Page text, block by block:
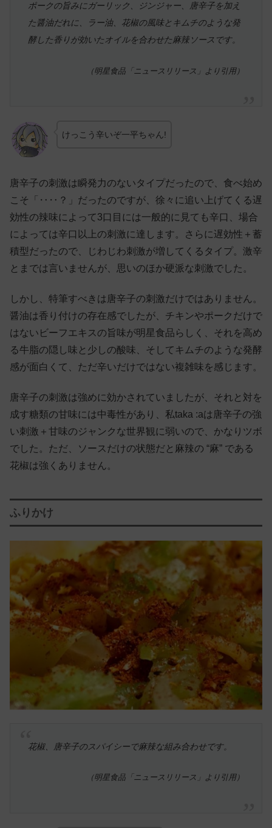
ポークの旨みにガーリック、ジンジャー、唐辛子を加え
た醤油だれに、ラー油、花椒の風味とキムチのような発
酵した香りが効いたオイルを合わせた麻辣ソースです。
（明星食品「ニュースリリース」より引用）
けっこう辛いぞ一平ちゃん!
唐辛子の刺激は瞬発力のないタイプだったので、食べ始め
こそ「‥‥？」だったのですが、徐々に追い上げてくる遅
効性の辣味によって3口目には一般的に見ても辛口、場合
によっては辛口以上の刺激に達します。さらに遅効性＋蓄
積型だったので、じわじわ刺激が増してくるタイプ。激辛
とまでは言いませんが、思いのほか硬派な刺激でした。
しかし、特筆すべきは唐辛子の刺激だけではありません。
醤油は香り付けの存在感でしたが、チキンやポークだけで
はないビーフエキスの旨味が明星食品らしく、それを高め
る牛脂の隠し味と少しの酸味、そしてキムチのような発酵
感が面白くて、ただ辛いだけではない複雑味を感じます。
唐辛子の刺激は強めに効かされていましたが、それと対を
成す糖類の甘味には中毒性があり、私taka :aは唐辛子の強
い刺激＋甘味のジャンクな世界観に弱いので、かなりツボ
でした。ただ、ソースだけの状態だと麻辣の “麻” である
花椒は強くありません。
ふりかけ
花椒、唐辛子のスパイシーで麻辣な組み合わせです。
（明星食品「ニュースリリース」より引用）